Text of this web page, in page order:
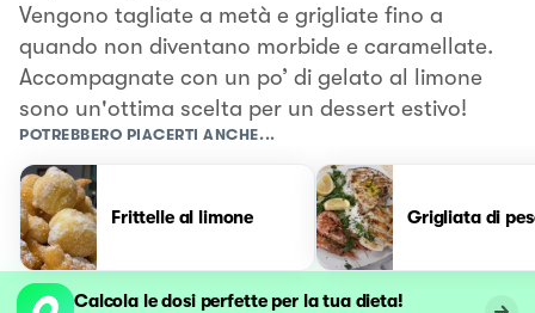
Vengono tagliate a metà e grigliate fino a
quando non diventano morbide e caramellate.
Accompagnate con un po’ di gelato al limone
sono un'ottima scelta per un dessert estivo!
POTREBBERO PIACERTI ANCHE...
Frittelle al limone Grigliata di
Calcola le dosi perfette per la tua dieta!